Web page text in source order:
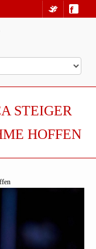
STEIGER
HOFFEN